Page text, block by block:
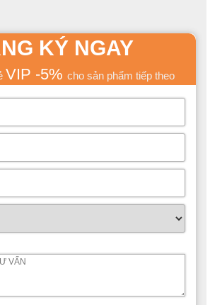
KÝ NGAY
VIP -5% cho sản phẩm tiếp theo